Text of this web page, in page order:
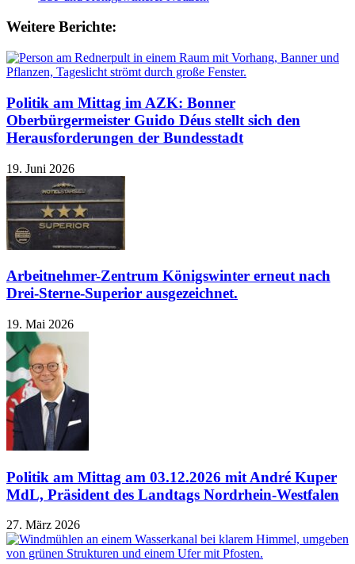
Weitere Berichte:
Politik am Mittag im AZK: Bonner
Oberbürgermeister Guido Déus stellt sich den
Herausforderungen der Bundesstadt
19. Juni 2026
Arbeitnehmer-Zentrum Königswinter erneut nach
Drei-Sterne-Superior ausgezeichnet.
19. Mai 2026
Politik am Mittag am 03.12.2026 mit André Kuper
MdL, Präsident des Landtags Nordrhein-Westfalen
27. März 2026